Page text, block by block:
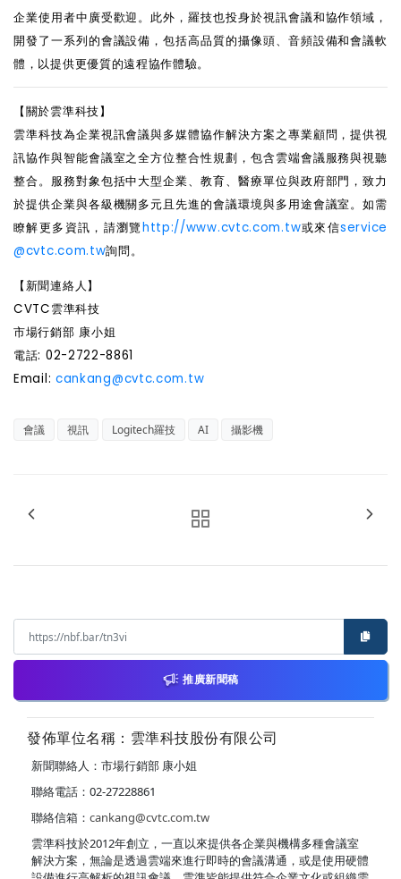
企業使用者中廣受歡迎。此外，羅技也投身於視訊會議和協作領域，
開發了一系列的會議設備，包括高品質的攝像頭、音頻設備和會議軟
體，以提供更優質的遠程協作體驗。
【關於雲準科技】
雲準科技為企業視訊會議與多媒體協作解決方案之專業顧問，提供視
訊協作與智能會議室之全方位整合性規劃，包含雲端會議服務與視聽
整合。服務對象包括中大型企業、教育、醫療單位與政府部門，致力
於提供企業與各級機關多元且先進的會議環境與多用途會議室。如需
瞭解更多資訊，請瀏覽http://www.cvtc.com.tw或來信service
@cvtc.com.tw詢問。
【新聞連絡人】
CVTC雲準科技
市場行銷部 康小姐
電話: 02-2722-8861
Email: cankang@cvtc.com.tw
會議 視訊 Logitech羅技 AI 攝影機
推廣新聞稿
發佈單位名稱：雲準科技股份有限公司
新聞聯絡人：市場行銷部 康小姐
聯絡電話：02-27228861
聯絡信箱： cankang@cvtc.com.tw
雲準科技於2012年創立，一直以來提供各企業與機構多種會議室
解決方案，無論是透過雲端來進行即時的會議溝通，或是使用硬體